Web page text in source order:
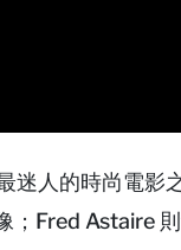
人的時尚電影
；Fred Astaire